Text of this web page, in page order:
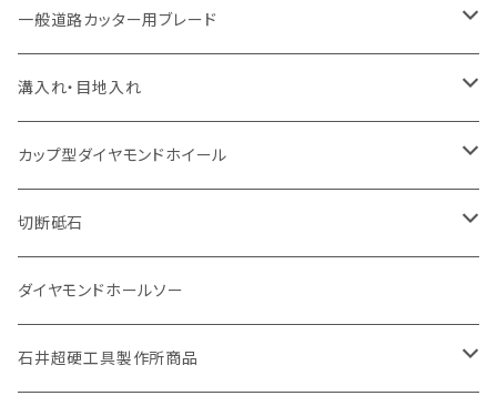
大理石
ヒューム管・U字溝切断用
アスファルト切断用
一般道路カッター用
セグメント（特殊凸凹加工チップ
セグメント
セグメント（特殊凸凹加工チップ
レンガ切断用
セグメント
セグメント（特殊凸凹加工チップ
インターロッキング切断用
セグメントタイプ
一般道路カッター用
鋳鉄管切断用
セグメントタイプ
埋設鋳鉄管工事対応タイプ
ヒューム管・U字溝切断用
セグメント
セグメント（特殊凸凹加工チップ
アスファルト切断用
一般道路カッター用
セグメント
セグメント（特殊凸凹加工チップ
ブロック切断用
セグメント
セグメント（特殊凸凹加工チップ
レンガ切断用
セグメント
セグメント（特殊凸凹加工チップ
インターロッキング切断用
セグメントタイプ
一般道路カッター用
鋳鉄管切断用
セグメントタイプ
埋設鋳鉄管工事対応タイプ
ヒューム管・U字溝切断用
セグメントタイプ
アスファルト切断用
セグメントタイプ
一般道路カッター用
鉄筋コンクリート切断用
セグメントタイプ
インターロッキング切断用
セグメントタイプ
一般道路カッター用
鋳鉄管切断用
セグメントタイプ
埋設鋳鉄管工事対応タイプ
ヒューム管・U字溝切断用
セグメントタイプ
アスファルト切断用
一般道路カッター用
道路アスファルト切断用
Aロット
有効長 250mm
有効長 370mm
Ｃロット
有効長 250mm
M27
有効長 250mm
一般道路カッター用ブレード
道路（アスファルト用）
255mm（10インチ）
305mm（12インチ）
道路（コンクリート舗装面）
255mm（10インチ）
305mm（12インチ）
道路（アス・コン兼用）
305mm（12インチ）
355mm（14インチ）
溝入れ・目地入れ
V型チップ
ストレート型チップ
U型チップ
カップ型ダイヤモンドホイール
100mm（4インチ）
125mm（5インチ）
切断砥石
金属用
305mm（12インチ）
非金属用
ダイヤモンドホールソー
石井超硬工具製作所商品